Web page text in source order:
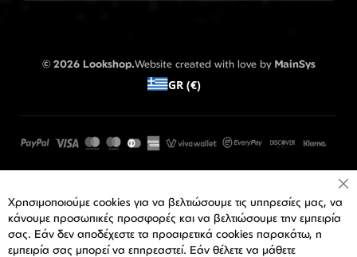
© 2026 Lookshop.Website created with love by MainSys
GR (€)
Χρησιμοποιούμε cookies για να βελτιώσουμε τις υπηρεσίες μας, να
κάνουμε προσωπικές προσφορές και να βελτιώσουμε την εμπειρία
σας. Εάν δεν αποδέχεστε τα προαιρετικά cookies παρακάτω, η
εμπειρία σας μπορεί να επηρεαστεί. Εάν θέλετε να μάθετε